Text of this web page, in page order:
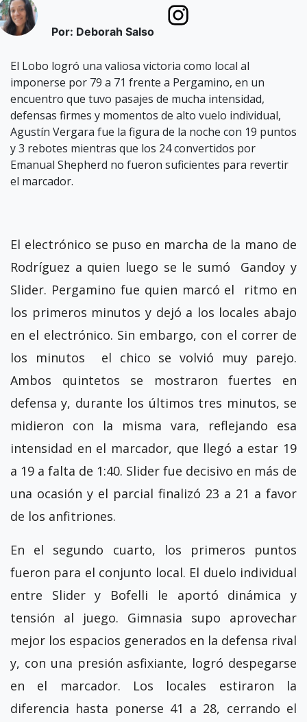
Por: Deborah Salso
El Lobo logró una valiosa victoria como local al
imponerse por 79 a 71 frente a Pergamino, en un
encuentro que tuvo pasajes de mucha intensidad,
defensas firmes y momentos de alto vuelo individual,
Agustín Vergara fue la figura de la noche con 19 puntos
y 3 rebotes mientras que los 24 convertidos por
Emanual Shepherd no fueron suficientes para revertir
el marcador.
El electrónico se puso en marcha de la mano de
Rodríguez a quien luego se le sumó Gandoy y
Slider. Pergamino fue quien marcó el ritmo en
los primeros minutos y dejó a los locales abajo
en el electrónico. Sin embargo, con el correr de
los minutos el chico se volvió muy parejo.
Ambos quintetos se mostraron fuertes en
defensa y, durante los últimos tres minutos, se
midieron con la misma vara, reflejando esa
intensidad en el marcador, que llegó a estar 19
a 19 a falta de 1:40. Slider fue decisivo en más de
una ocasión y el parcial finalizó 23 a 21 a favor
de los anfitriones.
En el segundo cuarto, los primeros puntos
fueron para el conjunto local. El duelo individual
entre Slider y Bofelli le aportó dinámica y
tensión al juego. Gimnasia supo aprovechar
mejor los espacios generados en la defensa rival
y, con una presión asfixiante, logró despegarse
en el marcador. Los locales estiraron la
diferencia hasta ponerse 41 a 28, cerrando el